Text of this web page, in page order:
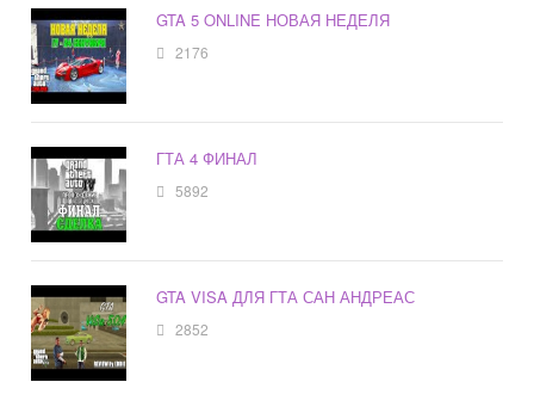
GTA 5 ONLINE НОВАЯ НЕДЕЛЯ
2176
ГТА 4 ФИНАЛ
5892
GTA VISA ДЛЯ ГТА САН АНДРЕАС
2852